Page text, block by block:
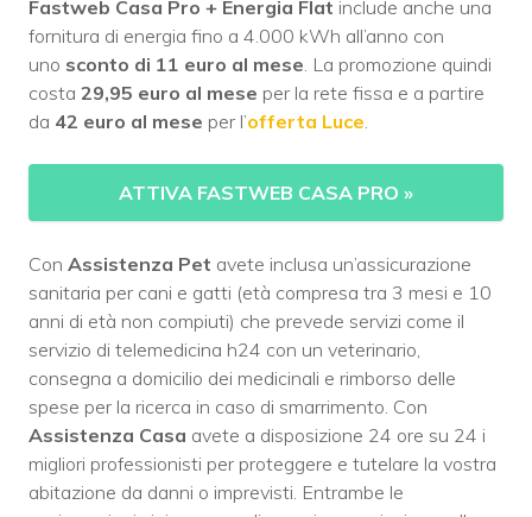
Fastweb Casa Pro + Energia Flat include anche una
fornitura di energia fino a 4.000 kWh all’anno con
uno sconto di 11 euro al mese. La promozione quindi
costa 29,95 euro al mese per la rete fissa e a partire
da 42 euro al mese per l’offerta Luce.
ATTIVA FASTWEB CASA PRO »
Con Assistenza Pet avete inclusa un’assicurazione
sanitaria per cani e gatti (età compresa tra 3 mesi e 10
anni di età non compiuti) che prevede servizi come il
servizio di telemedicina h24 con un veterinario,
consegna a domicilio dei medicinali e rimborso delle
spese per la ricerca in caso di smarrimento. Con
Assistenza Casa avete a disposizione 24 ore su 24 i
migliori professionisti per proteggere e tutelare la vostra
abitazione da danni o imprevisti. Entrambe le